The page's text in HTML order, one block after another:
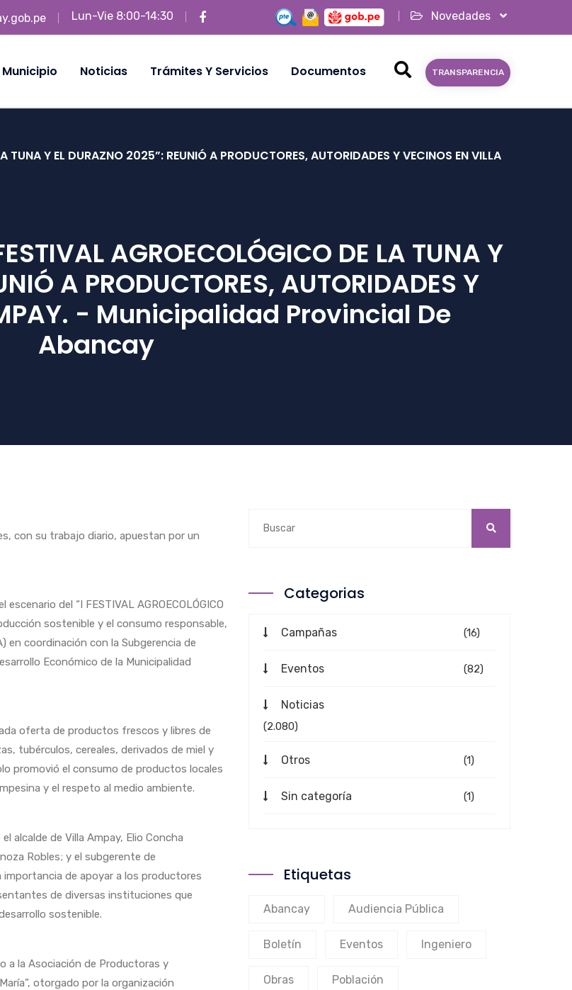
Lun-Vie 8:00-14:30 Novedades
TRANSPARENCIA
Municipio Noticias Trámites Y Servicios Documentos
TUNA Y EL DURAZNO 2025”: REUNIÓ A PRODUCTORES, AUTORIDADES Y VECINOS EN VILLA
AGROECOLÓGICO DE LA TUNA Y
A PRODUCTORES, AUTORIDADES Y
- Municipalidad Provincial De
Abancay
con su trabajo diario, apuestan por un
del “I FESTIVAL AGROECOLÓGICO
sostenible y el consumo responsable,
en coordinación con la Subgerencia de
Económico de la Municipalidad
oferta de productos frescos y libres de
tubérculos, cereales, derivados de miel y
promovió el consumo de productos locales
y el respeto al medio ambiente.
alcalde de Villa Ampay, Elio Concha
Robles; y el subgerente de
importancia de apoyar a los productores
de diversas instituciones que
sostenible.
a la Asociación de Productoras y
otorgado por la organización
Categorias
Campañas (16)
Eventos (82)
Noticias
(2.080)
Otros (1)
Sin categoría (1)
Etiquetas
Abancay Audiencia Pública
Boletín Eventos Ingeniero
Obras Población